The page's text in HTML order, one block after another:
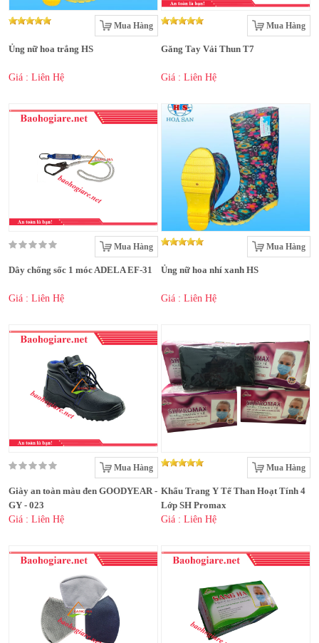
Mua Hàng
Ủng nữ hoa trắng HS
Giá : Liên Hệ
Mua Hàng
Găng Tay Vải Thun T7
Giá : Liên Hệ
Mua Hàng
Dây chống sốc 1 móc ADELA EF-31
Giá : Liên Hệ
Mua Hàng
Ủng nữ hoa nhí xanh HS
Giá : Liên Hệ
Mua Hàng
Giày an toàn màu đen GOODYEAR -
GY - 023
Giá : Liên Hệ
Mua Hàng
Khẩu Trang Y Tế Than Hoạt Tính 4
Lớp SH Promax
Giá : Liên Hệ